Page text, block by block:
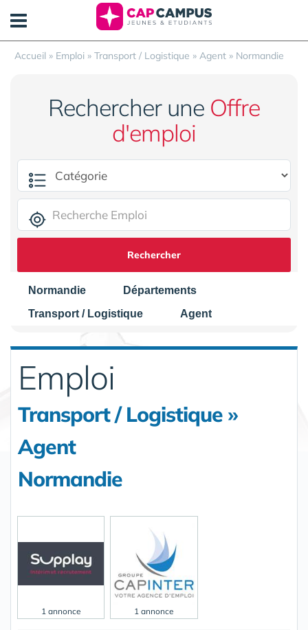
Accueil » Emploi » Transport / Logistique » Agent » Normandie
Rechercher une Offre
d'emploi
Rechercher
Normandie
Départements
Transport / Logistique
Agent
Emploi
Transport / Logistique »
Agent
Normandie
1 annonce 1 annonce
Panneau de gestion des cookies